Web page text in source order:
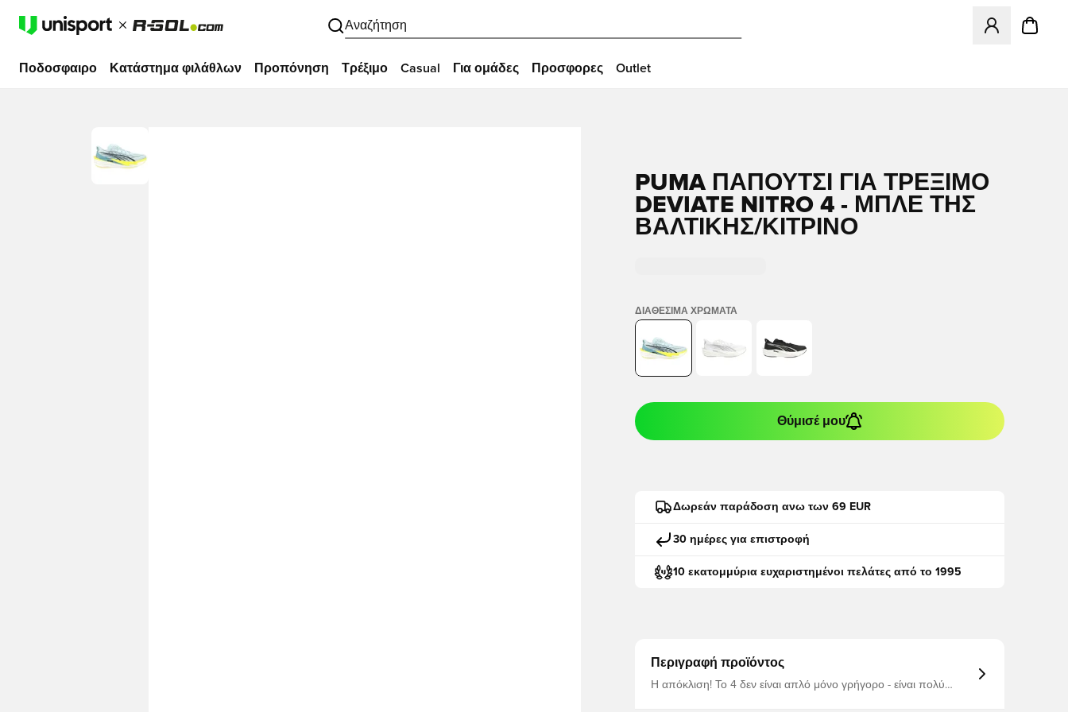
Αναζήτηση
Ανοίγει ένα
Ποδοσφαιρο Κατάστημα φιλάθλων Προπόνηση Τρέξιμο Casual Για ομάδες Προσφορες Outlet
PUMA ΠΑΠΟΎΤΣΙ ΓΙΑ ΤΡΈΞΙΜΟ
DEVIATE NITRO 4 - ΜΠΛΕ ΤΗΣ
ΒΑΛΤΙΚΉΣ/ΚΊΤΡΙΝΟ
ΔΙΑΘΈΣΙΜΑ ΧΡΏΜΑΤΑ
Θύμισέ μου
Δωρεάν παράδοση ανω των 69 EUR
30 ημέρες για επιστροφή
10 εκατομμύρια ευχαριστημένοι πελάτες από το 1995
Περιγραφή προϊόντος
Η απόκλιση! Το 4 δεν είναι απλό μόνο γρήγορο - είναι πολύ